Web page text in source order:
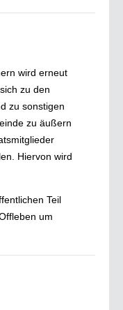
wird erneut
zu den
zu sonstigen
zu äußern
Hiervon wird
Teil
um